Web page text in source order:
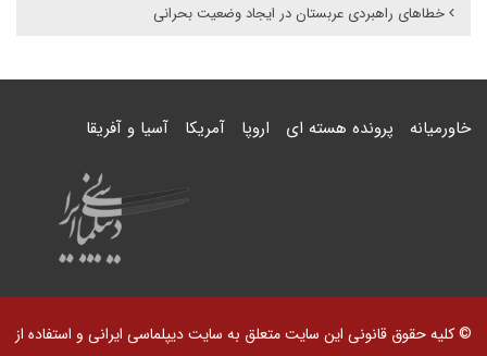
خطاهای راهبردی عربستان در ایجاد وضعیت بحرانی
خاورمیانه پرونده هسته ای اروپا آمریکا آسیا و آفریقا
© کلیه حقوق قانونی این سایت متعلق به سایت دیپلماسی ایرانی و استفاده از